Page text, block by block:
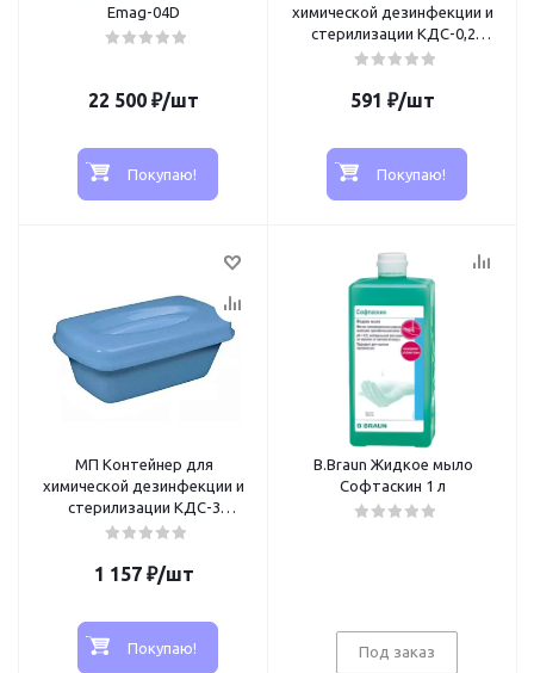
Emag-04D
22 500 ₽/шт
Покупаю!
химической дезинфекции и
стерилизации КДС-0,2
"КРОНТ", 0,2 л
591 ₽/шт
Покупаю!
МП Контейнер для
химической дезинфекции и
стерилизации КДС-3
"КРОНТ", 3 л, 370х185х120
1 157₽/шт
Покупаю!
B.Braun Жидкое мыло
Софтаскин 1 л
Под заказ